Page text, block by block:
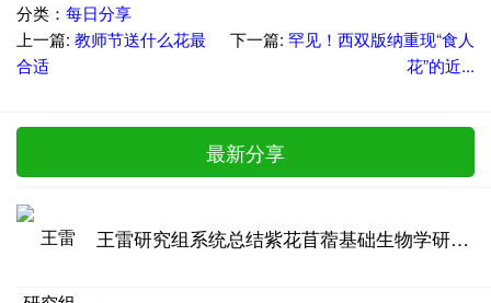
分类： 每日分享
上一篇: 教师节送什么花最
合适
下一篇: 罕见！西双版纳重现“食人
花”的近...
最新分享
王雷研究组系统总结紫花苜蓿基础生物学研究进展